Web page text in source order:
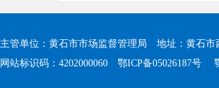
主管单位：黄石市市场监督管理局 地址：黄石市
网站标识码：4202000060 鄂ICP备05026187号 鄂